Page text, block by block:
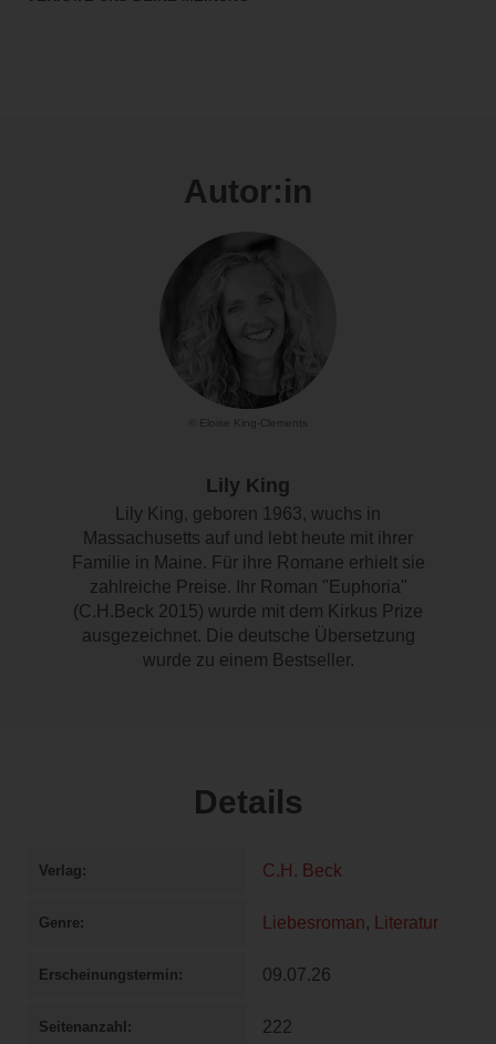
Autor:in
© Eloise King-Clements
Lily King
Lily King, geboren 1963, wuchs in
Massachusetts auf und lebt heute mit ihrer
Familie in Maine. Für ihre Romane erhielt sie
zahlreiche Preise. Ihr Roman "Euphoria"
(C.H.Beck 2015) wurde mit dem Kirkus Prize
ausgezeichnet. Die deutsche Übersetzung
wurde zu einem Bestseller.
Details
Verlag C.H. Beck
Genre Liebesroman, Literatur
Erscheinungstermin 09.07.26
Seitenanzahl 222